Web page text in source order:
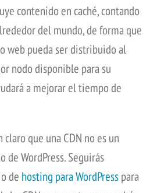
contenido en caché, contando
del mundo, de forma que
web pueda ser distribuido al
nodo disponible para su
a mejorar el tiempo de
que una CDN no es un
WordPress. Seguirás
de hosting para WordPresspara